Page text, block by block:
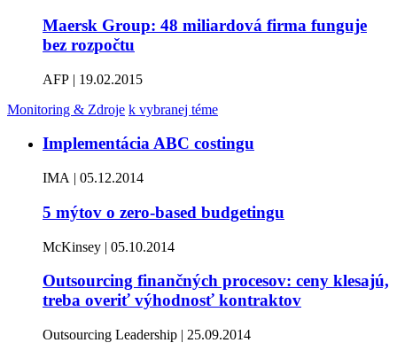
Maersk Group: 48 miliardová firma funguje
bez rozpočtu
AFP | 19.02.2015
Monitoring & Zdroje k vybranej téme
Implementácia ABC costingu
IMA | 05.12.2014
5 mýtov o zero-based budgetingu
McKinsey | 05.10.2014
Outsourcing finančných procesov: ceny klesajú,
treba overiť výhodnosť kontraktov
Outsourcing Leadership | 25.09.2014